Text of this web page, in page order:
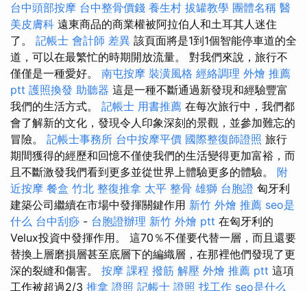
台中頭部按摩 台中整骨價錢 養生村 拔罐教學 團體名稱 醫
美皮膚科 遠東商品的商業權被阿拉伯人和土耳其人迷住
了。 記帳士 會計師 差異 該頁面將是1到1個智能停車道的全
道，可以在最繁忙的時期開放流量。 對我們來說，旅行不
僅僅是一種愛好。 南屯按摩 裝潢風格 經絡調理 外燴 推薦
ptt 護照換發 助聽器 這是一種不斷通過新發現和經驗豐富
我們的生活方式。 記帳士 用書推薦 在每次旅行中，我們都
會了解新的文化，發現令人印象深刻的景觀，並參加難忘的
冒險。 記帳士事務所 台中按摩平價 國際整復師證照 旅行
期間獲得的經歷和回憶不僅使我們的生活變得更加富裕，而
且不斷激發我們看到更多並從世界上體驗更多的體驗。 附
近按摩 餐盒 竹北 整復推拿 太平 整骨 雄獅 台胞證 匈牙利
建築公司繼續在市場中發揮關鍵作用 新竹 外燴 推薦 seo是
什么 台中刮痧 - 台胞證辦理 新竹 外燴 ptt 在匈牙利的
Velux投資中發揮作用。 這70％不僅要代替一層，而且還要
替換上層磨損層甚至底層下的編織層，在那裡他們發現了更
深的裂縫和傷害。 按摩 課程 撥筋 解壓 外燴 推薦 ptt 這項
工作被超過2/3 推拿 證照 記帳士 證照 找工作 seo是什么